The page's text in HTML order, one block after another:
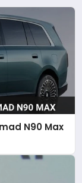
N90 Max